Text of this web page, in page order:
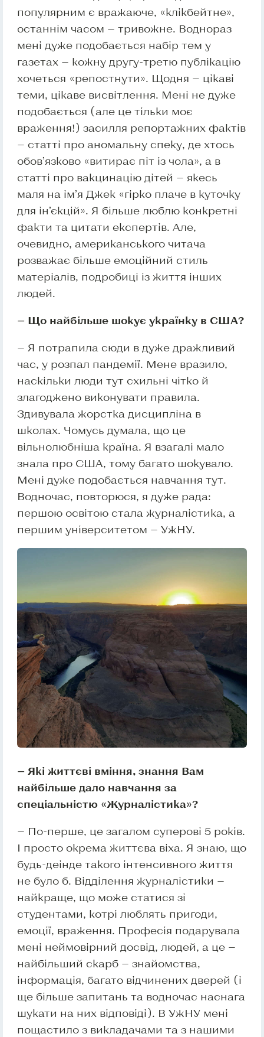
популярним є вражаюче, «клікбейтне»,
останнім часом — тривожне. Воднораз
мені дуже подобається набір тем у
газетах — кожну другу-третю публікацію
хочеться «репостнути». Щодня — цікаві
теми, цікаве висвітлення. Мені не дуже
подобається (але це тільки моє
враження!) засилля репортажних фактів
— статті про аномальну спеку, де хтось
обов’язково «витирає піт із чола», а в
статті про вакцинацію дітей — якесь
маля на ім’я Джек «гірко плаче в куточку
для ін’єкцій». Я більше люблю конкретні
факти та цитати експертів. Але,
очевидно, американського читача
розважає більше емоційний стиль
матеріалів, подробиці із життя інших
людей.
— Що найбільше шокує українку в США?
— Я потрапила сюди в дуже дражливий
час, у розпал пандемії. Мене вразило,
наскільки люди тут схильні чітко й
злагоджено виконувати правила.
Здивувала жорстка дисципліна в
школах. Чомусь думала, що це
вільнолюбніша країна. Я взагалі мало
знала про США, тому багато шокувало.
Мені дуже подобається навчання тут.
Водночас, повторюся, я дуже рада:
першою освітою стала журналістика, а
першим університетом — УжНУ.
— Які життєві вміння, знання Вам
найбільше дало навчання за
спеціальністю «Журналістика»?
— По-перше, це загалом суперові 5 років.
І просто окрема життєва віха. Я знаю, що
будь-деінде такого інтенсивного життя
не було б. Відділення журналістики —
найкраще, що може статися зі
студентами, котрі люблять пригоди,
емоції, враження. Професія подарувала
мені неймовірний досвід, людей, а це —
найбільший скарб — знайомства,
інформація, багато відчинених дверей (і
ще більше запитань та водночас наснага
шукати на них відповіді). В УжНУ мені
пощастило з викладачами та з нашими